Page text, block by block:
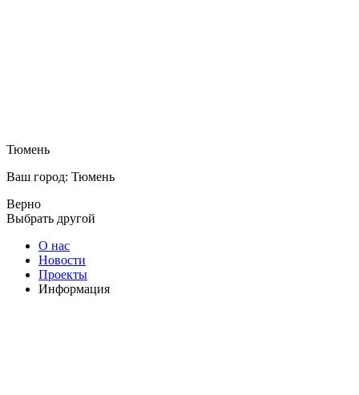
Тюмень
Ваш город: Тюмень
Верно
Выбрать другой
О нас
Новости
Проекты
Информация